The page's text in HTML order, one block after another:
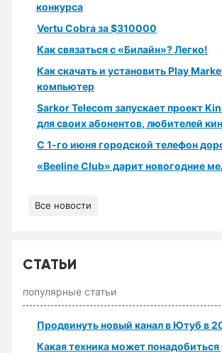
конкурса
Vertu Cobra за $310000
Как связаться с «Билайн»? Легко!
Как скачать и установить Play
компьютер
Sarkor Telecom запускает проект
для своих абонентов, любителей
С 1-го июня городской телефон
«Beeline Club» дарит новогодние
Все новости
СТАТЬИ
популярные статьи
Продвинуть новый канал в Ютуб в
Какая техника может понадобиться